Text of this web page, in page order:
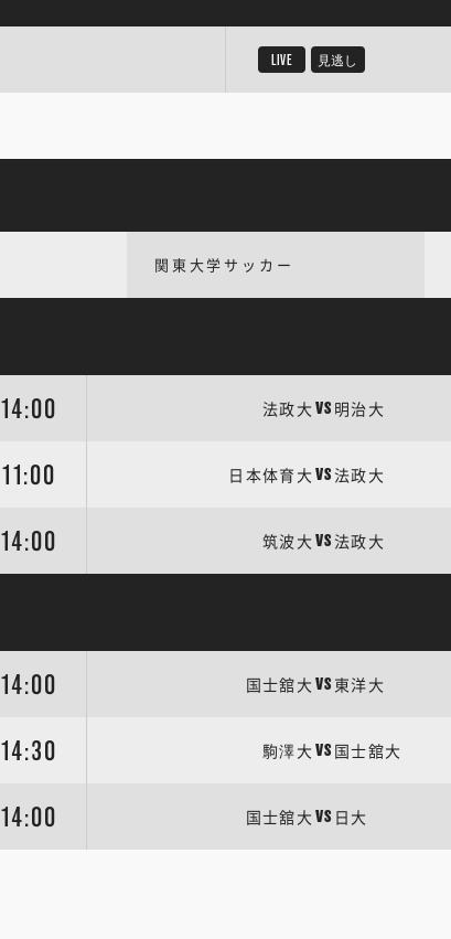
LIVE 見逃し
関東大学サッカー
14:00 法政大 VS 明治大
11:00 日本体育大 VS 法政大
14:00 筑波大 VS 法政大
14:00 国士舘大 VS 東洋大
14:30 駒澤大 VS 国士舘大
14:00 国士舘大 VS 日大